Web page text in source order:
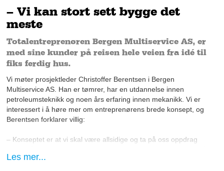
– Vi kan stort sett bygge det
meste
Totalentreprenøren Bergen Multiservice AS, er
med sine kunder på reisen hele veien fra idé til
fiks ferdig hus.
Vi møter prosjektleder Christoffer Berentsen i Bergen
Multiservice AS. Han er tømrer, har en utdannelse innen
petroleumsteknikk og noen års erfaring innen mekanikk. Vi er
interessert i å høre mer om entreprenørens brede konsept, og
Berentsen forklarer villig:
– Konseptet er at vi skal være allsidige og ta på oss oppdrag
inn og underleverandører.
Les mer...